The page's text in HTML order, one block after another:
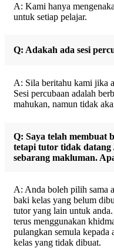
A: Kami hanya
untuk setiap pelajar.
Q: Adakah ada sesi
A: Sila beritahu kami jika
Sesi percubaan adalah
mahukan, namun tidak
Q: Saya telah membuat
tetapi tutor tidak datang
sebarang makluman.
A: Anda boleh pilih sama
baki kelas yang belum
tutor yang lain untuk
terus menggunakan
pulangkan semula kepada
kelas yang tidak dibuat.